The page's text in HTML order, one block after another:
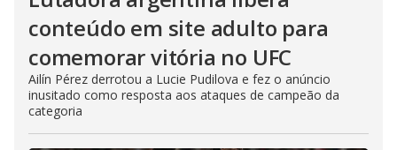
conteúdo em site adulto para
comemorar vitória no UFC
Ailín Pérez derrotou a Lucie Pudilova e fez o anúncio
inusitado como resposta aos ataques de campeão da
categoria